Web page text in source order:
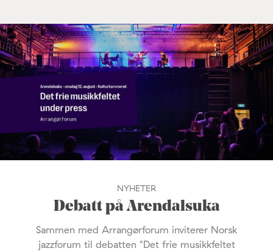
NYHETER
Debatt på Arendalsuka
Sammen med Arrangørforum inviterer Norsk
jazzforum til debatten "Det frie musikkfeltet